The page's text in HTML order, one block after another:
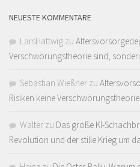
NEUESTE KOMMENTARE
LarsHattwig zu
Verschwörungstheorie sind,
Sebastian Wießner zu
Risiken keine
Walter zu Das große KI-
Revolution und der stille Krieg um